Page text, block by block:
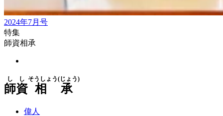
2024年7月号
特集
師資相承
師資
しし
相承
そうしょう(じょう)
偉人